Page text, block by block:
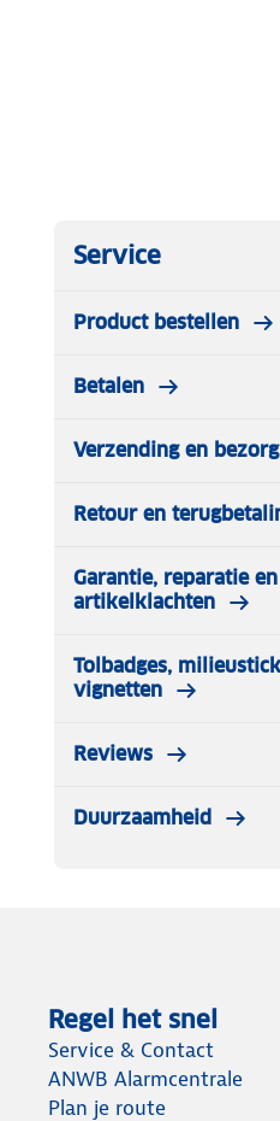
Service
Product bestellen
Betalen
Verzending en
Retour en
Garantie, reparatie en
artikelklachten
Tolbadges,
vignetten
Reviews
Duurzaamheid
Regel het snel
Service & Contact
ANWB Alarmcentrale
Plan je route